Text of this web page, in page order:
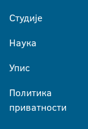
Студије
Наука
Упис
Политика
приватности